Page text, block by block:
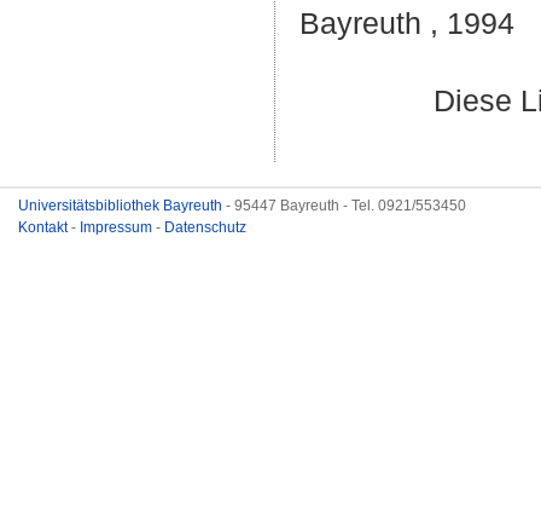
Bayreuth , 1994
Diese
Universitätsbibliothek Bayreuth - 95447 Bayreuth - Tel. 0921/553450
Kontakt- Impressum - Datenschutz